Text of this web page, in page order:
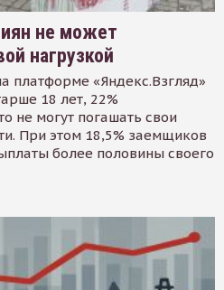
не может
нагрузкой
платформе «Яндекс.Взгляд»
18 лет, 22%
не могут погашать свои
При этом 18,5% заемщиков
более половины своего